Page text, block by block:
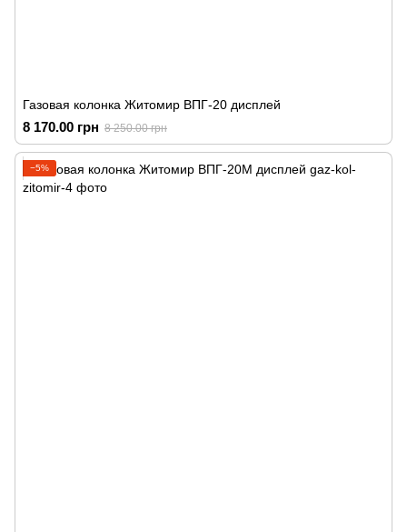
Газовая колонка Житомир ВПГ-20 дисплей
8 170.00 грн 8 250.00 грн
−5%